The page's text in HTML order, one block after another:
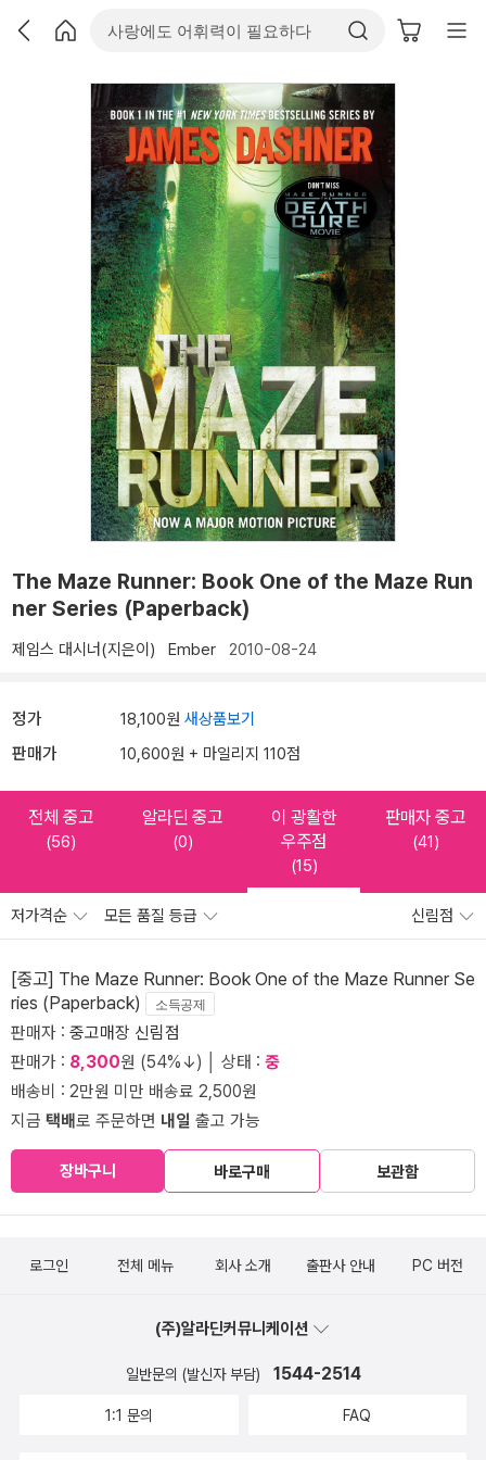
The Maze Runner: Book One of the Maze Run
ner Series (Paperback)
제임스 대시너(지은이) Ember 2010-08-24
정가 18,100원 새상품보기
판매가 10,600원 + 마일리지 110점
전체 중고
(56)
알라딘 중고
(0)
이 광활한
우주점
(15)
판매자 중고
(41)
저가격순 모든 품질 등급 신림점
[중고] The Maze Runner: Book One of the Maze Runner Se
ries (Paperback)
소득공제
판매자 : 중고매장 신림점
판매가 : 8,300원 (54%↓) │ 상태 : 중
배송비 : 2만원 미만 배송료 2,500원
지금 택배로 주문하면 내일 출고 가능
장바구니 바로구매 보관함
로그인 전체 메뉴 회사 소개 출판사 안내 PC 버전
(주)알라딘커뮤니케이션
일반문의 (발신자 부담) 1544-2514
1:1 문의 FAQ